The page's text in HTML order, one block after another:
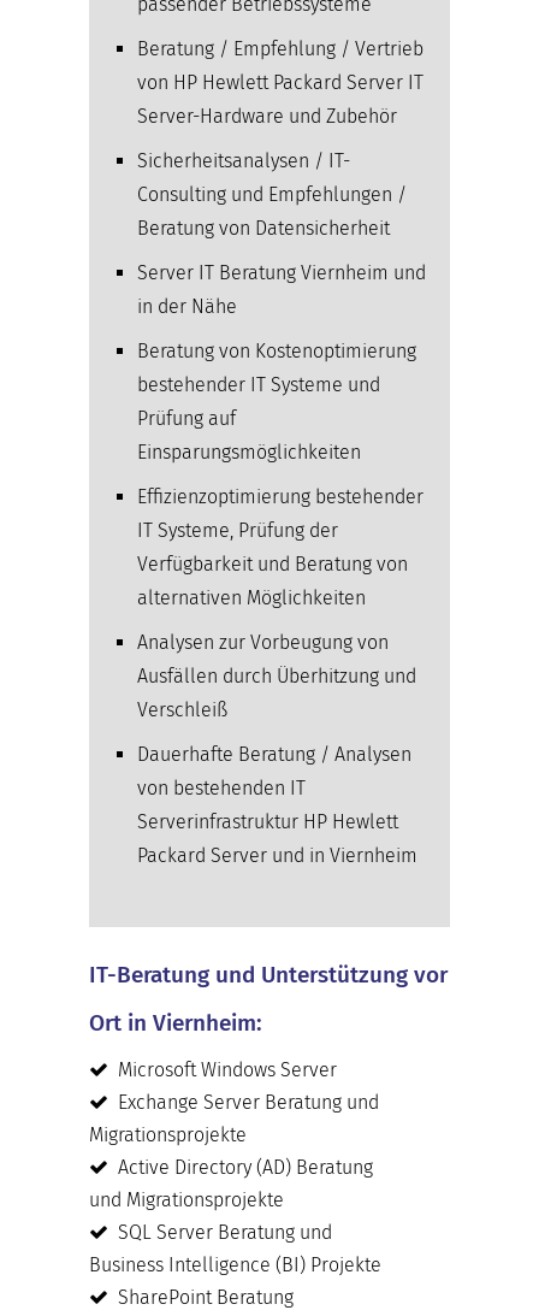
Beratung / Empfehlung / Vertrieb
von HP Hewlett Packard Server IT
Server-Hardware und Zubehör
Sicherheitsanalysen / IT-
Consulting und Empfehlungen /
Beratung von Datensicherheit
Server IT Beratung Viernheim und
in der Nähe
Beratung von Kostenoptimierung
bestehender IT Systeme und
Prüfung auf
Einsparungsmöglichkeiten
Effizienzoptimierung bestehender
IT Systeme, Prüfung der
Verfügbarkeit und Beratung von
alternativen Möglichkeiten
Analysen zur Vorbeugung von
Ausfällen durch Überhitzung und
Verschleiß
Dauerhafte Beratung / Analysen
von bestehenden IT
Serverinfrastruktur HP Hewlett
Packard Server und in Viernheim
IT-Beratung und Unterstützung vor
Ort in Viernheim:
Microsoft Windows Server
Exchange Server Beratung und
Migrationsprojekte
Active Directory (AD) Beratung
und Migrationsprojekte
SQL Server Beratung und
Business Intelligence (BI) Projekte
SharePoint Beratung